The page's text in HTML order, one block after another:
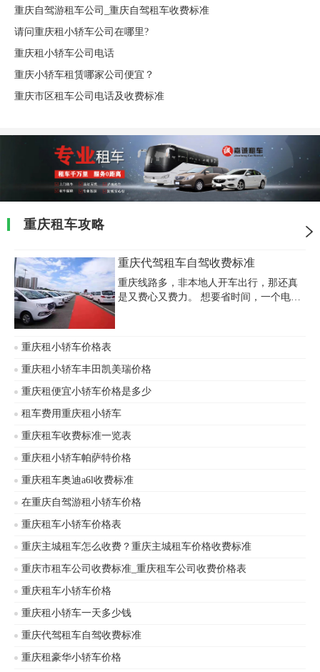
重庆自驾游租车公司_重庆自驾租车收费标准
请问重庆租小轿车公司在哪里?
重庆租小轿车公司电话
重庆小轿车租赁哪家公司便宜？
重庆市区租车公司电话及收费标准
重庆租车攻略
重庆代驾租车自驾收费标准
重庆线路多，非本地人开车出行，那还真
是又费心又费力。 想要省时间，一个电
重庆租小轿车价格表
重庆租小轿车丰田凯美瑞价格
重庆租便宜小轿车价格是多少
租车费用重庆租小轿车
重庆租车收费标准一览表
重庆租小轿车帕萨特价格
重庆租车奥迪a6l收费标准
在重庆自驾游租小轿车价格
重庆租车小轿车价格表
重庆主城租车怎么收费？重庆主城租车价格收费标准
重庆市租车公司收费标准_重庆租车公司收费价格表
重庆租车小轿车价格
重庆租小轿车一天多少钱
重庆代驾租车自驾收费标准
重庆租豪华小轿车价格